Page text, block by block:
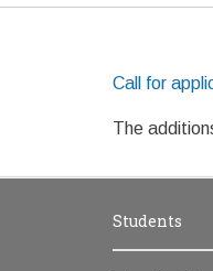
Call for
The
Students